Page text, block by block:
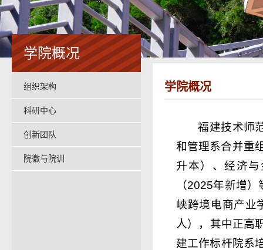
学院概况
组织架构
科研中心
创新团队
院徽与院训
学院概况
福建技术师
和管理系合并重
升本）、经济
（2025年新增
峡跨境电商产业
人），其中正高
建工作标杆院系